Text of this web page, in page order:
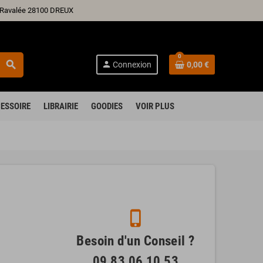
28100 DREUX
search person Connexion
0
0,00 €
LIBRAIRIE GOODIES VOIR PLUS
phone_iphone
Besoin d'un Conseil ?